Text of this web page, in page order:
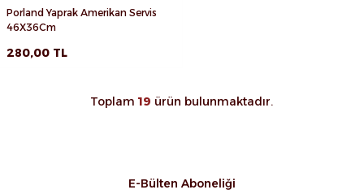
Favorilere Ekle
Porland Yaprak Amerikan Servis
46X36Cm
280,00 TL
Toplam19 ürün bulunmaktadır.
E-Bülten Aboneliği